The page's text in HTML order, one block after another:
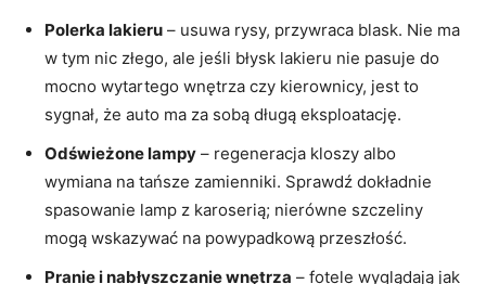
Polerka lakieru – usuwa rysy, przywraca blask. Nie ma
w tym nic złego, ale jeśli błysk lakieru nie pasuje do
mocno wytartego wnętrza czy kierownicy, jest to
sygnał, że auto ma za sobą długą eksploatację.
Odświeżone lampy – regeneracja kloszy albo
wymiana na tańsze zamienniki. Sprawdź dokładnie
spasowanie lamp z karoserią; nierówne szczeliny
mogą wskazywać na powypadkową przeszłość.
Pranie i nabłyszczanie wnętrza – fotele wyglądają jak